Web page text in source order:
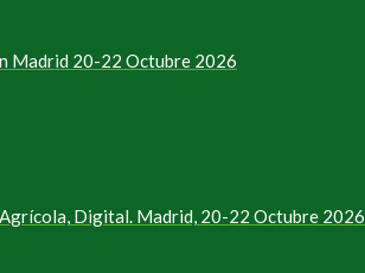
Madrid 20-22 Octubre 2026
Digital. Madrid, 20-22 Octubre 2026